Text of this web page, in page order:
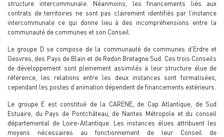
structure intercommunale. Néanmoins, les financements liés aux
contrats de territoires ne sont pas clairement identifiés par l’instance
intercommunale ce qui donne lieu à des incompréhensions entre la
communauté de communes et son Conseil.
Le groupe D se compose de la communauté de communes d’Erdre et
Gesvres, des Pays de Blain et de Redon Bretagne Sud. Ces trois Conseils
de développement sont pleinement assimilés à leur structure élue de
référence, les relations entre les deux instances sont formalisées,
cependant les postes d’animation dépendent de financements extérieurs.
Le groupe E est constitué de la CARENE, de Cap Atlantique, de Sud
Estuaire, du Pays de Pontchâteau, de Nantes Métropole et du conseil
départemental de Loire-Atlantique. Les instances élues attribuent les
moyens nécessaires au fonctionnement de leur Conseil de